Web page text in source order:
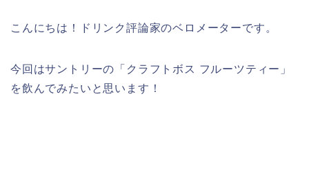
こんにちは！ドリンク評論家のベロメーターです。
今回はサントリーの「クラフトボス フルーツティー」
を飲んでみたいと思います！